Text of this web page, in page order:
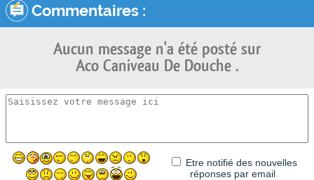
Commentaires :
Aucun message n'a été posté sur
Aco Caniveau De Douche .
Etre notifié des nouvelles
réponses par email